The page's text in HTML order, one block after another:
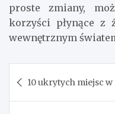
proste zmiany,
korzyści płynące z
wewnętrznym
wpisu
10 ukrytych miejsc